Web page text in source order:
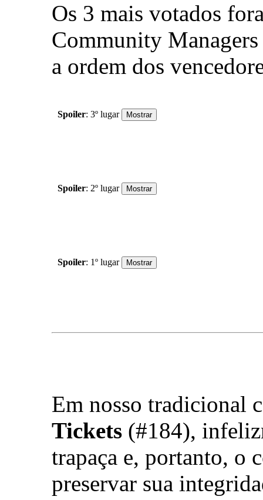
Os 3 mais votados
Community
a ordem dos
Spoiler: 3º lugar
Spoiler: 2º lugar
Spoiler: 1º lugar
Em nosso tradicional
Tickets (#184),
trapaça e, portanto, o
preservar sua